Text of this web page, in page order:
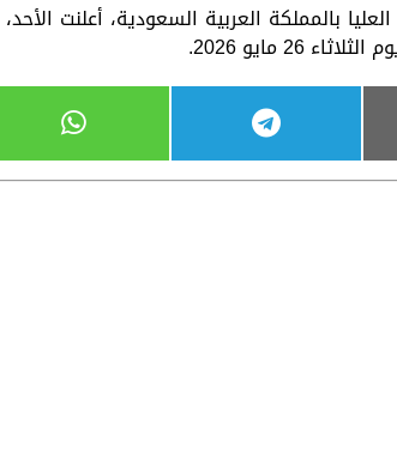
بالمملكة العربية السعودية، أعلنت
26 مايو 2026.